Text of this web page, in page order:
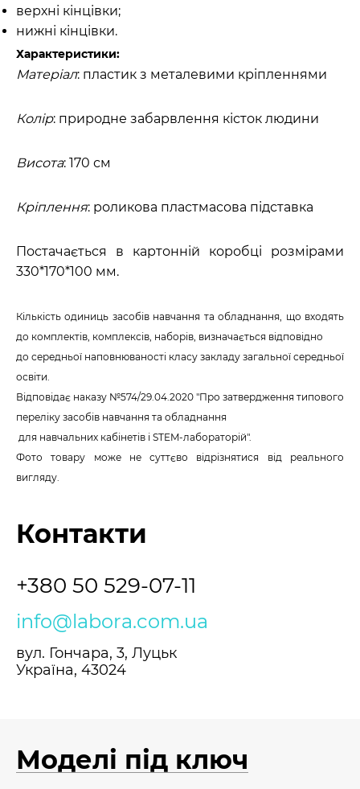
верхні кінцівки;
нижні кінцівки.
Характеристики:
Матеріал: пластик з металевими кріпленнями
Колір: природне забарвлення кісток людини
Висота: 170 см
Кріплення: роликова пластмасова підставка
Постачається в картонній коробці розмірами
330*170*100 мм.
Кількість одиниць засобів навчання та обладнання, що входять
до комплектів, комплексів, наборів, визначається відповідно
до середньої наповнюваності класу закладу загальної середньої
освіти.
Відповідає наказу №574/29.04.2020 "Про затвердження типового
переліку засобів навчання та обладнання
для навчальних кабінетів і STEM-лабораторій".
Фото товару може не суттєво відрізнятися від реального
вигляду.
Контакти
+380 50 529-07-11
info@labora.com.ua
вул. Гончара, 3, Луцьк
Україна, 43024
Моделі під ключ